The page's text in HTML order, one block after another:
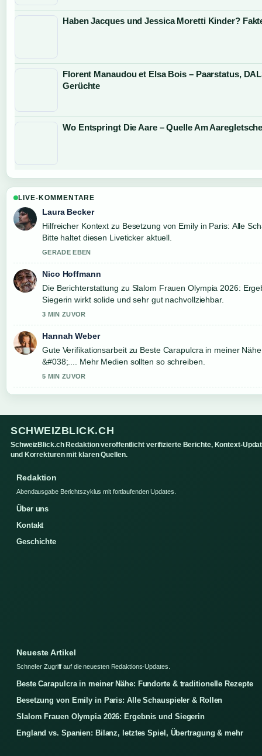
Haben Jacques und Jessica Moretti Kinder?
Florent Manaudou et Elsa Bois – Paarstatus,
Gerüchte
Wo Entspringt Die Aare – Quelle Am
LIVE-KOMMENTARE
Laura Becker
Hilfreicher Kontext zu Besetzung von Emily in Paris: Alle
Bitte haltet diesen Liveticker aktuell.
GERADE EBEN
Nico Hoffmann
Die Berichterstattung zu Slalom Frauen Olympia 2026:
Siegerin wirkt solide und sehr gut nachvollziehbar.
3 MIN ZUVOR
Hannah Weber
Gute Verifikationsarbeit zu Beste Carapulcra in meiner
&#038;.... Mehr Medien sollten so schreiben.
5 MIN ZUVOR
SCHWEIZBLICK.CH
SchweizBlick.ch Redaktion veroffentlicht verifizierte Berichte, Kontext-
und Korrekturen mit klaren Quellen.
Redaktion
Abendausgabe Berichtszyklus mit fortlaufenden Updates.
Über uns
Kontakt
Geschichte
Neueste Artikel
Schneller Zugriff auf die neuesten Redaktions-Updates.
Beste Carapulcra in meiner Nähe: Fundorte & traditionelle Rezepte
Besetzung von Emily in Paris: Alle Schauspieler & Rollen
Slalom Frauen Olympia 2026: Ergebnis und Siegerin
England vs. Spanien: Bilanz, letztes Spiel, Übertragung & mehr